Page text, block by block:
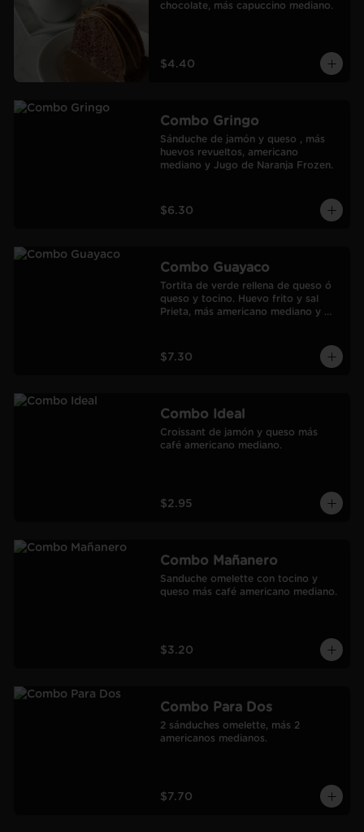
chocolate, más capuccino mediano.
$4.40
Combo Gringo
Sánduche de jamón y queso , más
huevos revueltos, americano
mediano y Jugo de Naranja Frozen.
$6.30
Combo Guayaco
Tortita de verde rellena de queso ó
queso y tocino. Huevo frito y sal
Prieta, más americano mediano y
$7.30
Combo Ideal
Croissant de jamón y queso más
café americano mediano.
$2.95
Combo Mañanero
Sanduche omelette con tocino y
queso más café americano mediano.
$3.20
Combo Para Dos
2 sánduches omelette, más 2
americanos medianos.
$7.70